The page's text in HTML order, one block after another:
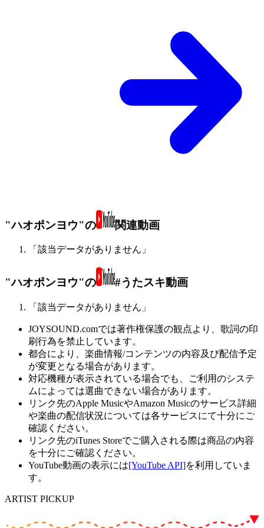
"ハオポンヨウ"の 関連動画
「該当データがありません」
"ハオポンヨウ"の #うたスキ動画
「該当データがありません」
JOYSOUND.comでは著作権保護の観点より、歌詞の印
刷行為を禁止しています。
都合により、楽曲情報/コンテンツの内容及び配信予定
が変更となる場合があります。
対応機種が表示されている場合でも、ご利用のシステ
ムによっては選曲できない場合があります。
リンク先のApple MusicやAmazon Musicのサービス詳細
や楽曲の配信状況については各サービスにて十分にご
確認ください。
リンク先のiTunes Storeでご購入される際は商品の内容
を十分にご確認ください。
YouTube動画の表示には[YouTube API]を利用していま
す。
ARTIST PICKUP